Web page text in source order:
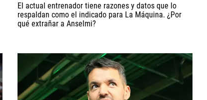
El actual entrenador tiene razones y datos que lo
respaldan como el indicado para La Máquina. ¿Por
qué extrañar a Anselmi?